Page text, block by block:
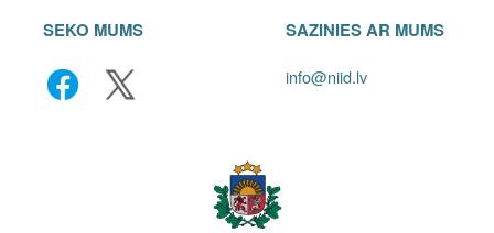
SEKO MUMS SAZINIES AR MUMS
info@niid.lv